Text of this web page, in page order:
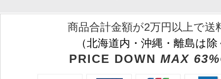
商品合計金額が2万円以上で送
（北海道内・沖縄・離島は
PRICE DOWN MAX